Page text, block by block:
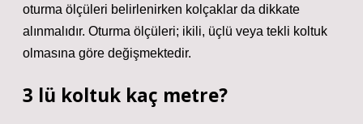
oturma ölçüleri belirlenirken kolçaklar da dikkate
alınmalıdır. Oturma ölçüleri; ikili, üçlü veya tekli koltuk
olmasına göre değişmektedir.
3 lü koltuk kaç metre?